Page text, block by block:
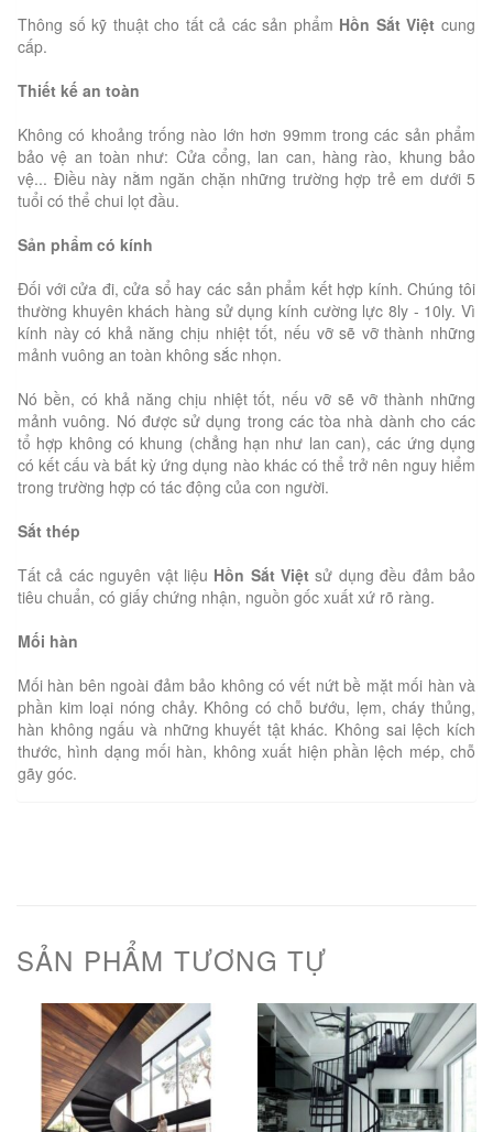
Thông số kỹ thuật cho tất cả các sản phẩm Hồn Sắt Việtcung
cấp.
Thiết kế an toàn
Không có khoảng trống nào lớn hơn 99mm trong các sản phẩm
bảo vệ an toàn như: Cửa cổng, lan can, hàng rào, khung bảo
vệ... Điều này nằm ngăn chặn những trường hợp trẻ em dưới 5
tuổi có thể chui lọt đầu.
Sản phẩm có kính
Đối với cửa đi, cửa sổ hay các sản phẩm kết hợp kính. Chúng tôi
thường khuyên khách hàng sử dụng kính cường lực 8ly - 10ly. Vì
kính này có khả năng chịu nhiệt tốt, nếu vỡ sẽ vỡ thành những
mảnh vuông an toàn không sắc nhọn.
Nó bền, có khả năng chịu nhiệt tốt, nếu vỡ sẽ vỡ thành những
mảnh vuông. Nó được sử dụng trong các tòa nhà dành cho các
tổ hợp không có khung (chẳng hạn như lan can), các ứng dụng
có kết cấu và bất kỳ ứng dụng nào khác có thể trở nên nguy hiểm
trong trường hợp có tác động của con người.
Sắt thép
Tất cả các nguyên vật liệu Hồn Sắt Việt sử dụng đều đảm bảo
tiêu chuẩn, có giấy chứng nhận, nguồn gốc xuất xứ rõ ràng.
Mối hàn
Mối hàn bên ngoài đảm bảo không có vết nứt bề mặt mối hàn và
phần kim loại nóng chảy. Không có chỗ bướu, lẹm, cháy thủng,
hàn không ngấu và những khuyết tật khác. Không sai lệch kích
thước, hình dạng mối hàn, không xuất hiện phần lệch mép, chỗ
gãy góc.
SẢN PHẨM TƯƠNG TỰ